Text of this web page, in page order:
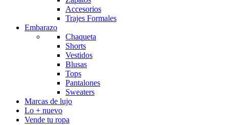
Accesorios
Trajes Formales
Embarazo
Chaqueta
Shorts
Vestidos
Blusas
Tops
Pantalones
Sweaters
Marcas de lujo
Lo + nuevo
Vende tu ropa